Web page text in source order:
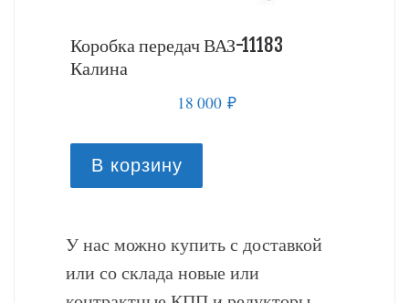
Коробка передач ВАЗ-11183
Калина
18 000₽
В корзину
У нас можно купить с доставкой
или со склада новые или